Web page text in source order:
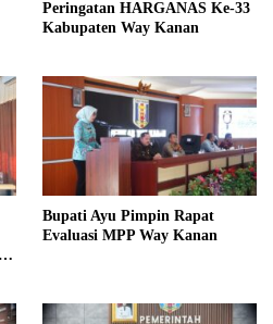
Peringatan HARGANAS Ke-33
Kabupaten Way Kanan
Bupati Ayu Pimpin Rapat
Evaluasi MPP Way Kanan